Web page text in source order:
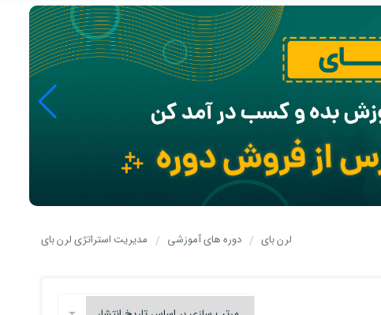
لرن بای دوره های آموزشی مدیریت استراتژی لرن بای